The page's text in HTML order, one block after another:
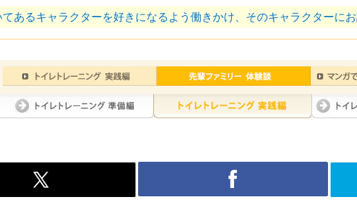
あるキャラクターを好きになるよう働きかけ、そのキャラクターに